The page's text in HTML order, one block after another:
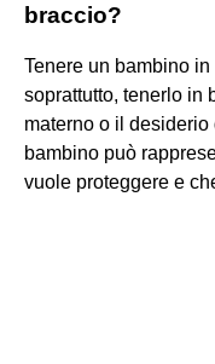
braccio?
Tenere un bambino
soprattutto, tenerlo in
materno o il desiderio
bambino può
vuole proteggere e